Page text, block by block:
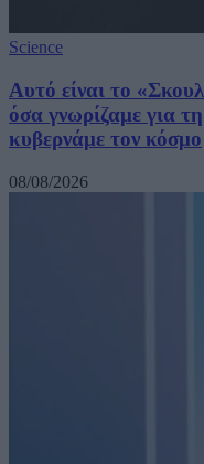
Science
Αυτό είναι το
όσα γνωρίζαμε για
κυβερνάμε τον κόσμο
08/08/2026